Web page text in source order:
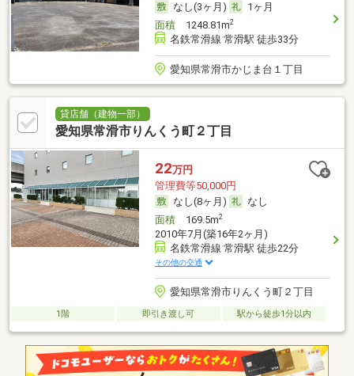
なし(3ヶ月)
1ヶ月
面積1248.81m2
名鉄常滑線 常滑駅 徒歩33分
愛知県常滑市かじま台１丁目
貸店舗（建物一部）
愛知県常滑市りんくう町２丁目
22万円
管理費等50,000円
なし(8ヶ月)
なし
面積169.5m2
2010年7月(築16年2ヶ月)
名鉄常滑線 常滑駅 徒歩22分
その他の交通
愛知県常滑市りんくう町２丁目
1階 即引き渡し可 駅から徒歩1分以内